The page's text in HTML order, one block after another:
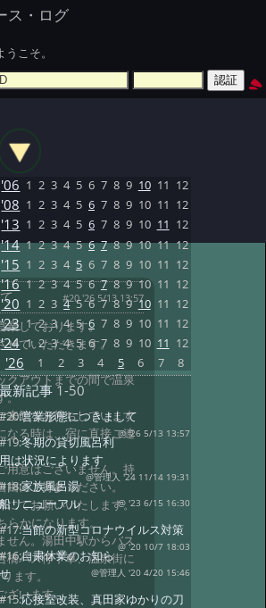
ス・ログ
こそ。
#20 '26 5/13 13:57
しております。
ていただきます。
クアウトまでの間で温泉
。
来館をお待ちしています
なる時は、宿に直接ご連
用意はございません。持
由にご持参ください。
にてお願いいたします。
らかになります。
せん。湯田中駅からバス
橋バス停下車、温泉街に
ます。
ざいます。
'06 1 2 3 4 5 6 7 8 9 10 11 12
'08 1 2 3 4 5 6 7 8 9 10 11 12
'13 1 2 3 4 5 6 7 8 9 10 11 12
'14 1 2 3 4 5 6 7 8 9 10 11 12
'15 1 2 3 4 5 6 7 8 9 10 11 12
'16 1 2 3 4 5 6 7 8 9 10 11 12
'20 1 2 3 4 5 6 7 8 9 10 11 12
'23 1 2 3 4 5 6 7 8 9 10 11 12
'24 1 2 3 4 5 6 7 8 9 10 11 12
'26 1 2 3 4 5 6 7 8
最新記事1-50
#20:営業形態につきまして
@ '26 5/13 13:57
#19:冬期の貸切風呂利
用は状況によります
@管理人 '24 11/14 19:31
#18:家族風呂湯
船リニューアル
@ '23 6/15 16:30
#17:当館の新型コロナウイルス対策
@ '20 10/7 18:03
#16:自粛休業のお知ら
せ
@管理人 '20 4/20 15:46
#15:応接室改装、真田家ゆかりの刀